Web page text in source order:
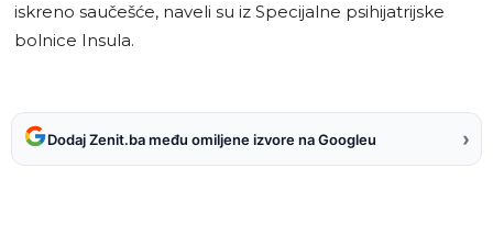
iskreno saučešće, naveli su iz Specijalne psihijatrijske
bolnice Insula.
Dodaj Zenit.ba među omiljene izvore na Googleu ›